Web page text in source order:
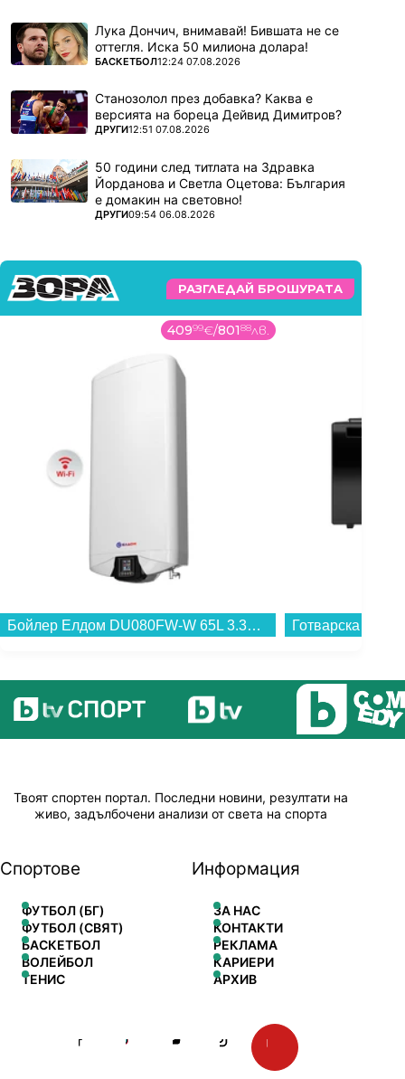
Лука Дончич, внимавай! Бившата не се
оттегля. Иска 50 милиона долара!
ПОВЕЧЕ ОТ
БАСКЕТБОЛ12:24 07.08.2026
Станозолол през добавка? Каква е
версията на бореца Дейвид Димитров?
ПОВЕЧЕ ОТ
ДРУГИ12:51 07.08.2026
50 години след титлата на Здравка
Йорданова и Светла Оцетова: България
е домакин на световно!
ПОВЕЧЕ ОТ
ДРУГИ09:54 06.08.2026
РАЗГЛЕДАЙ БРОШУРАТА
40999€/80188лв.
Бойлер Елдом DU080FW-W 65L 3.3KW WI-FI Галант , 3.3 , 65 , B , Вертикален...
Твоят спортен портал. Последни новини, резултати на
живо, задълбочени анализи от света на спорта
Спортове
ФУТБОЛ (БГ)
ФУТБОЛ (СВЯТ)
БАСКЕТБОЛ
ВОЛЕЙБОЛ
ТЕНИС
Информация
ЗА НАС
КОНТАКТИ
РЕКЛАМА
КАРИЕРИ
АРХИВ